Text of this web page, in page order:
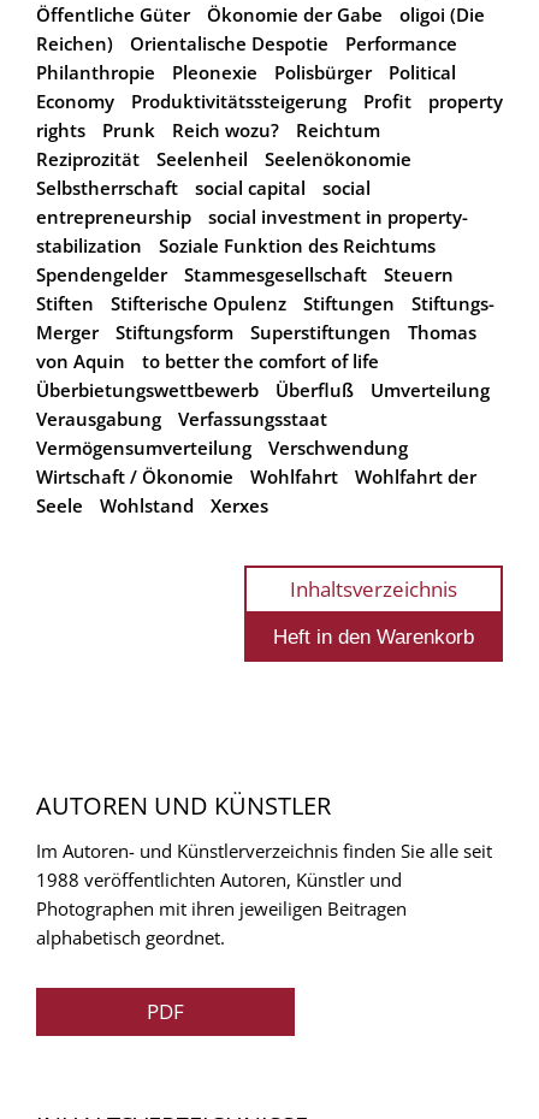
Öffentliche Güter
Ökonomie der Gabe
oligoi (Die
Reichen)
Orientalische Despotie
Performance
Philanthropie
Pleonexie Polisbürger
Political
Economy
Produktivitätssteigerung Profit
property
rights
Prunk Reich wozu?
Reichtum
Reziprozität
Seelenheil
Seelenökonomie
Selbstherrschaft
social capital
social
entrepreneurship
social investment in property-
stabilization
Soziale Funktion des Reichtums
Spendengelder
Stammesgesellschaft
Steuern
Stiften
Stifterische Opulenz Stiftungen
Stiftungs-
Merger
Stiftungsform Superstiftungen
Thomas
von Aquin
to better the comfort of life
Überbietungswettbewerb
Überfluß
Umverteilung
Verausgabung
Verfassungsstaat
Vermögensumverteilung
Verschwendung
Wirtschaft / Ökonomie
Wohlfahrt
Wohlfahrt der
Seele
Wohlstand Xerxes
Inhaltsverzeichnis
AUTOREN UND KÜNSTLER
Im Autoren- und Künstlerverzeichnis finden Sie alle seit
1988 veröffentlichten Autoren, Künstler und
Photographen mit ihren jeweiligen Beitragen
alphabetisch geordnet.
PDF